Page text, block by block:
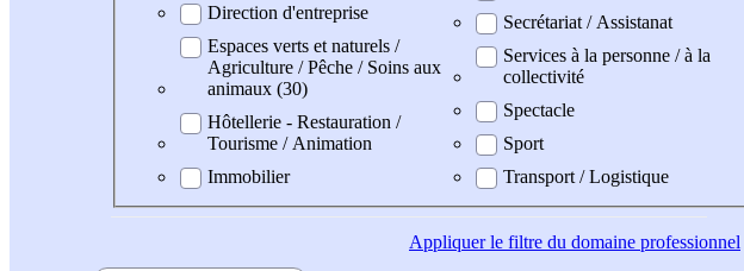
Direction d'entreprise
Espaces verts et naturels /
Agriculture / Pêche / Soins aux
animaux (30)
Hôtellerie - Restauration /
Tourisme / Animation
Immobilier
Secrétariat / Assistanat
Services à la personne / à la
collectivité
Spectacle
Sport
Transport / Logistique
Appliquerle filtre du domaine professionnel